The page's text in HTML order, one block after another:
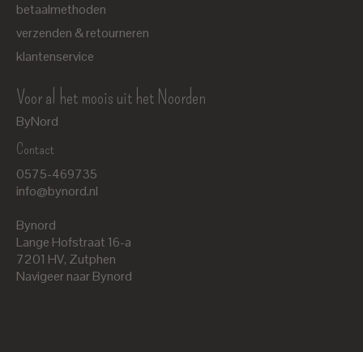
betaalmethoden
verzenden & retourneren
klantenservice
Voor al het moois uit het Noorden
ByNord
Contact
0575-469735
info@bynord.nl
Bynord
Lange Hofstraat 16-a
7201 HV, Zutphen
Navigeer naar Bynord